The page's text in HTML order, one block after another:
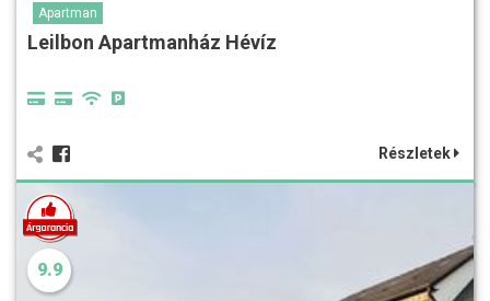
Apartman
Leilbon Apartmanház Hévíz
Részletek
9.9